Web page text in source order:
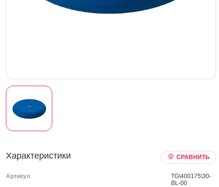
Характеристики СРАВНИТЬ
Артикул
TG\400175\30-
BL-00